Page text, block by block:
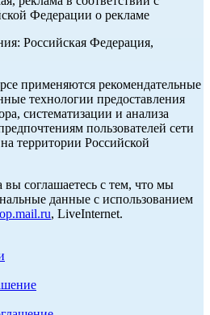
Федерации о рекламе
Российская Федерация,
применяются рекомендательные
технологии предоставления
систематизации и анализа
пользователей сети
территории Российской
соглашаетесь с тем, что мы
данные с использованием
, LiveInternet.